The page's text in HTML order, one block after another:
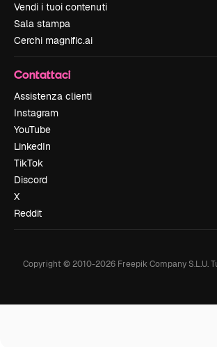
Vendi i tuoi contenuti
Sala stampa
Cerchi magnific.ai
Contattaci
Assistenza clienti
Instagram
YouTube
LinkedIn
TikTok
Discord
X
Reddit
Copyright © 2010-2026Freepik Company S.L.U.